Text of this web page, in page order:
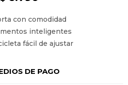
con comodidad
inteligentes
fácil de ajustar
DE PAGO